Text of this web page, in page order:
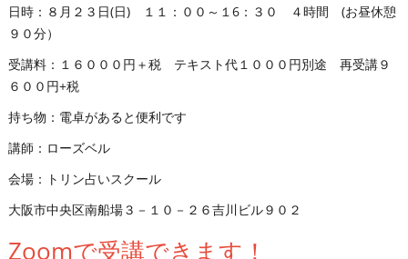
日時：８月２３日(日) １１：００～１6：３０ ４時間 (お昼休憩
９０分）
受講料：１６０００円＋税 テキスト代１０００円別途 再受講９
６００円+税
持ち物：電卓があると便利です
講師：ローズベル
会場：トリン占いスクール
大阪市中央区南船場３－１０－２６吉川ビル９０２
Zoomで受講できます！